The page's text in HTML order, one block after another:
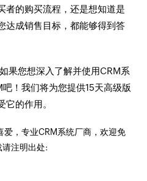
者的购买流程，还是想知道是
达成销售目标，都能够得到答
果您想深入了解并使用CRM系
！我们将为您提供15天高级版
它的作用。
爱，专业CRM系统厂商，欢迎免
请注明出处: